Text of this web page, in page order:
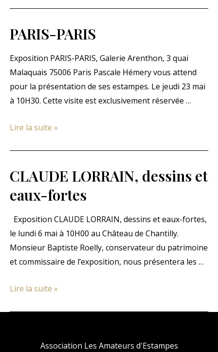
RENAISSANCE
–
L’humaniste,
le
prince
et
PARIS-PARIS
Exposition PARIS-PARIS, Galerie Arenthon, 3 quai
Malaquais 75006 Paris Pascale Hémery vous attend
pour la présentation de ses estampes. Le jeudi 23 mai
à 10H30. Cette visite est exclusivement réservée …
PARIS-
Lire la suite »
CLAUDE LORRAIN, dessins et
eaux-fortes
Exposition CLAUDE LORRAIN, dessins et eaux-fortes,
le lundi 6 mai à 10H00 au Château de Chantilly.
Monsieur Baptiste Roelly, conservateur du patrimoine
et commissaire de l’exposition, nous présentera les …
CLAUDE
Lire la suite »
Association Les Amateurs d'Estampes